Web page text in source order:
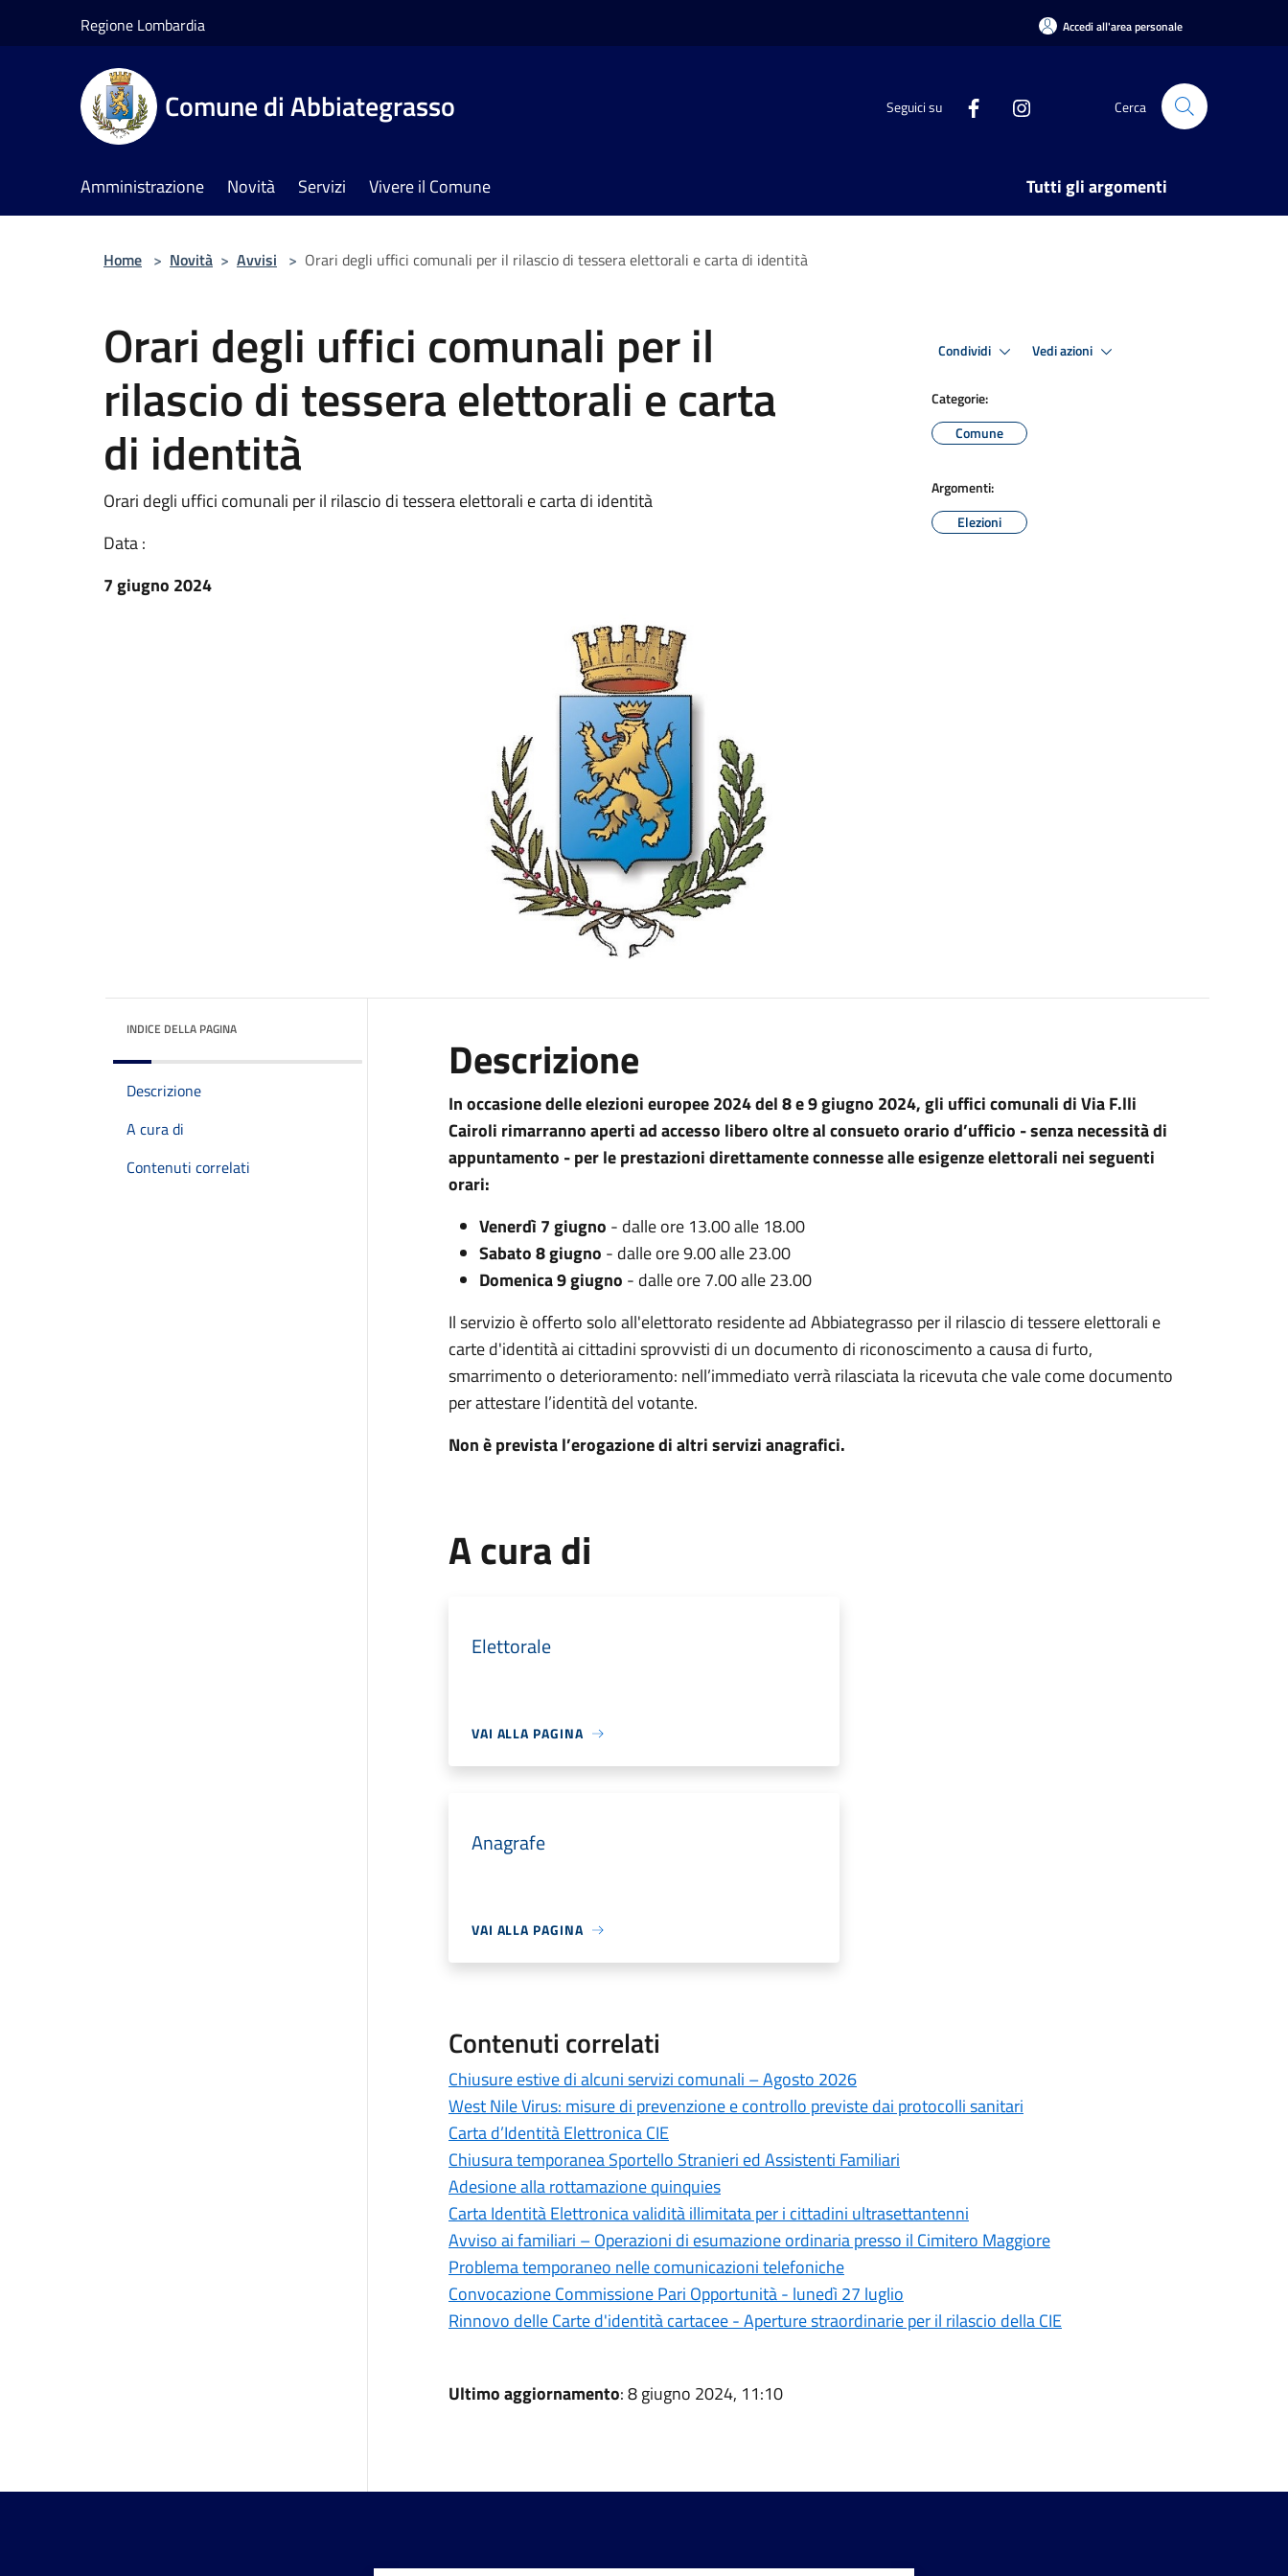
Regione Lombardia Accedi all'area personale
Comune di Abbiategrasso Seguici su Cerca
Amministrazione Novità Servizi Vivere il Comune Tutti gli argomenti
Home > Novità > Avvisi > Orari degli uffici comunali per il rilascio di tessera elettorali e carta di identità
Orari degli uffici comunali per il
rilascio di tessera elettorali e carta
di identità
Orari degli uffici comunali per il rilascio di tessera elettorali e carta di identità
Data :
7 giugno 2024
Condividi Vedi azioni
Categorie:
Comune
Argomenti:
Elezioni
INDICE DELLA PAGINA
Descrizione
A cura di
Contenuti correlati
Descrizione
In occasione delle elezioni europee 2024 del 8 e 9 giugno 2024, gli uffici comunali di Via F.lli
Cairoli rimarranno aperti ad accesso libero oltre al consueto orario d’ufficio - senza necessità di
appuntamento - per le prestazioni direttamente connesse alle esigenze elettorali nei seguenti
orari:
Venerdì 7 giugno - dalle ore 13.00 alle 18.00
Sabato 8 giugno - dalle ore 9.00 alle 23.00
Domenica 9 giugno - dalle ore 7.00 alle 23.00
Il servizio è offerto solo all'elettorato residente ad Abbiategrasso per il rilascio di tessere elettorali e
carte d'identità ai cittadini sprovvisti di un documento di riconoscimento a causa di furto,
smarrimento o deterioramento: nell’immediato verrà rilasciata la ricevuta che vale come documento
per attestare l’identità del votante.
Non è prevista l’erogazione di altri servizi anagrafici.
A cura di
Elettorale
VAI ALLA PAGINA
Anagrafe
VAI ALLA PAGINA
Contenuti correlati
Chiusure estive di alcuni servizi comunali – Agosto 2026
West Nile Virus: misure di prevenzione e controllo previste dai protocolli sanitari
Carta d’Identità Elettronica CIE
Chiusura temporanea Sportello Stranieri ed Assistenti Familiari
Adesione alla rottamazione quinquies
Carta Identità Elettronica validità illimitata per i cittadini ultrasettantenni
Avviso ai familiari – Operazioni di esumazione ordinaria presso il Cimitero Maggiore
Problema temporaneo nelle comunicazioni telefoniche
Convocazione Commissione Pari Opportunità - lunedì 27 luglio
Rinnovo delle Carte d'identità cartacee - Aperture straordinarie per il rilascio della CIE
Ultimo aggiornamento: 8 giugno 2024, 11:10